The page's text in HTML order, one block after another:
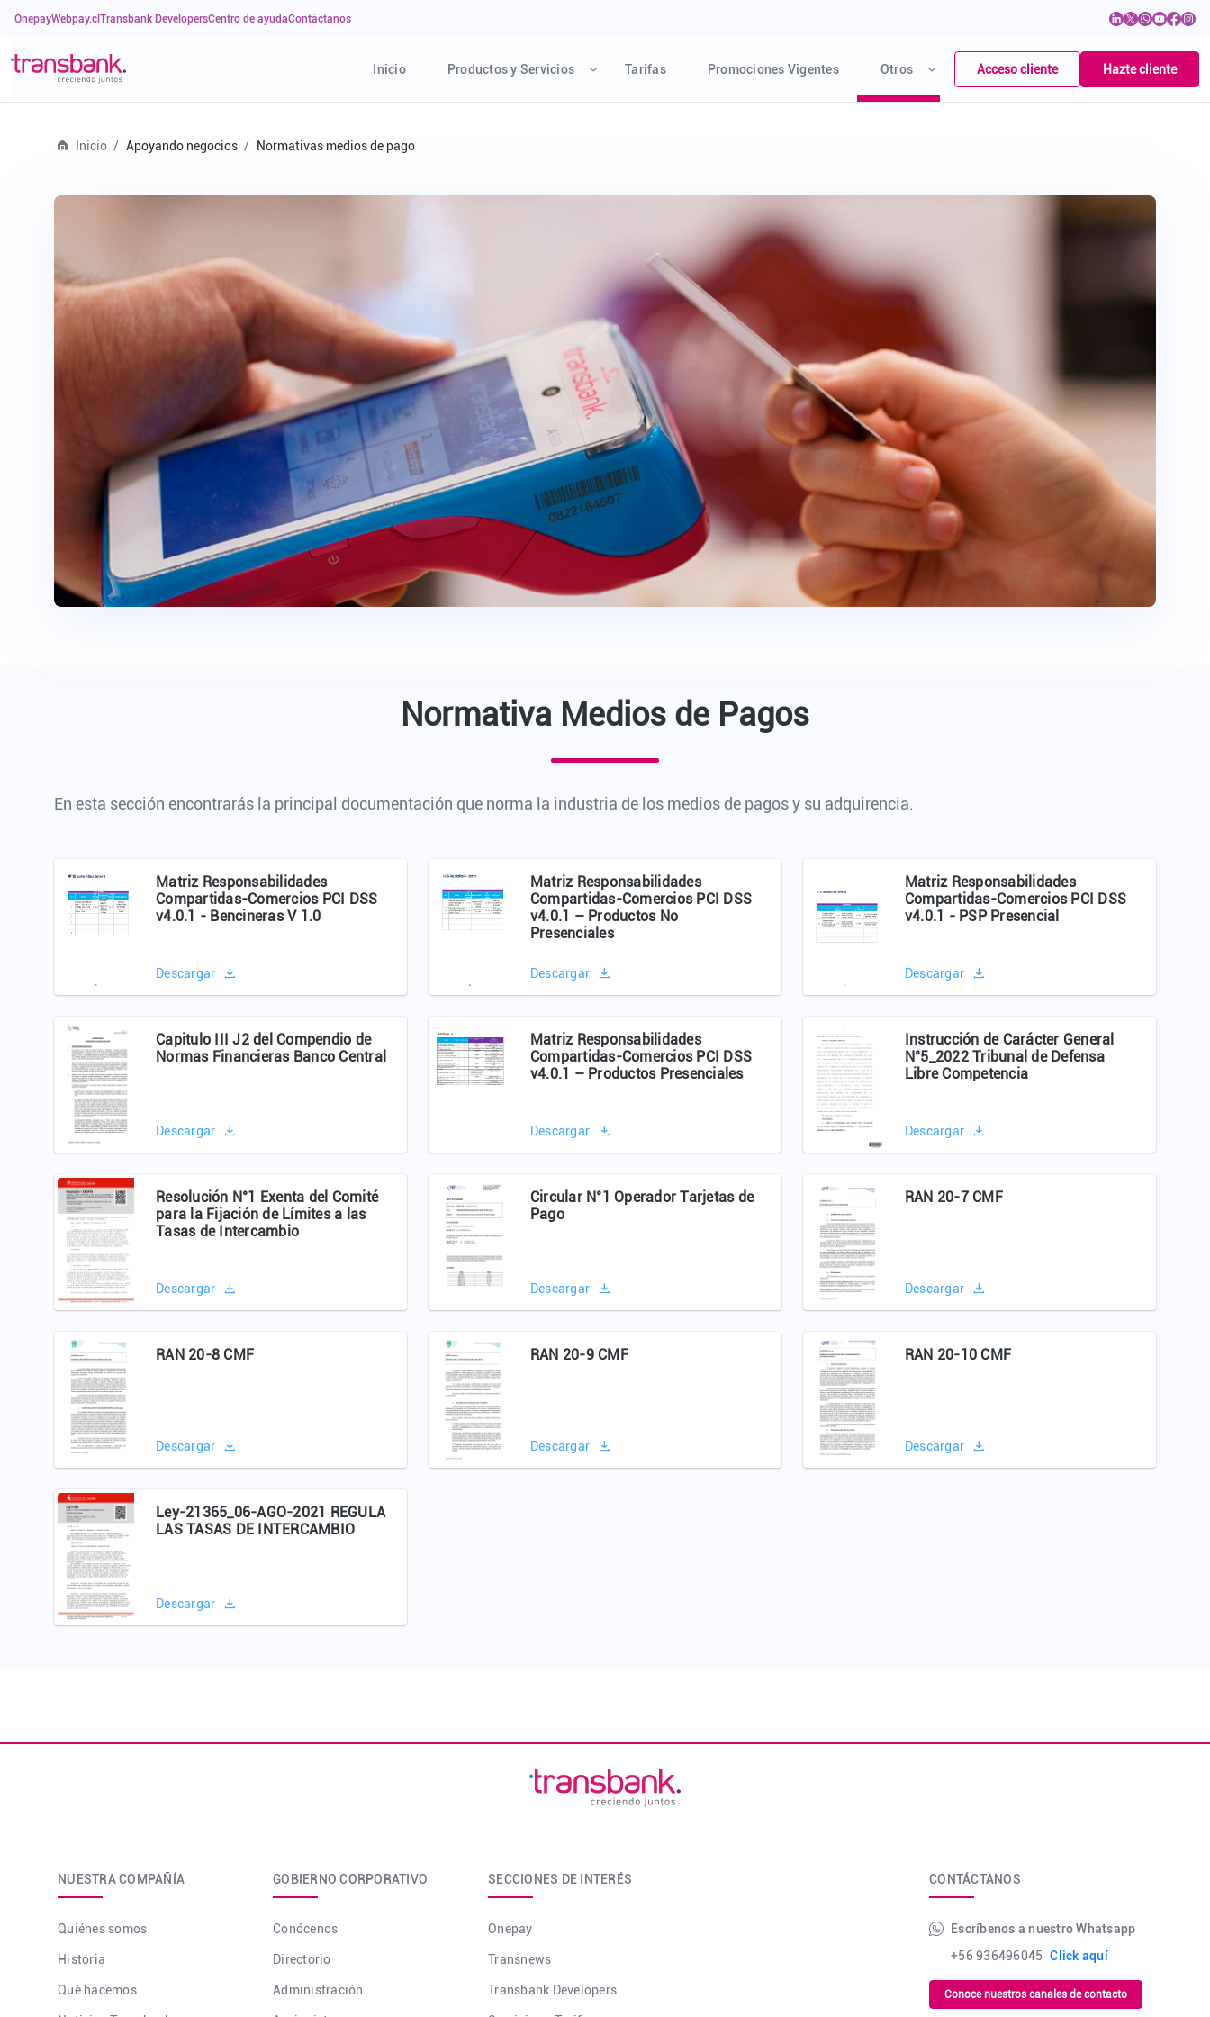
OnepayWebpay.cl Transbank DevelopersCentro de ayudaContáctanos
Inicio Productos y Servicios Tarifas Promociones Vigentes Otros Acceso cliente Hazte cliente
Inicio Apoyando negocios Normativas medios de pago
Normativa Medios de Pagos
En esta sección encontrarás la principal documentación que norma la industria de los medios de pagos y su adquirencia.
Matriz Responsabilidades
Compartidas-Comercios PCI DSS
v4.0.1 - Bencineras V 1.0
Descargar
Matriz Responsabilidades
Compartidas-Comercios PCI DSS
v4.0.1 – Productos No
Presenciales
Descargar
Matriz Responsabilidades
Compartidas-Comercios PCI DSS
v4.0.1 - PSP Presencial
Descargar
Capitulo III J2 del Compendio de
Normas Financieras Banco Central
Descargar
Matriz Responsabilidades
Compartidas-Comercios PCI DSS
v4.0.1 – Productos Presenciales
Descargar
Instrucción de Carácter General
N°5_2022 Tribunal de Defensa
Libre Competencia
Descargar
Resolución N°1 Exenta del Comité
para la Fijación de Límites a las
Tasas de Intercambio
Descargar
Circular N°1 Operador Tarjetas de
Pago
Descargar
RAN 20-7 CMF
Descargar
RAN 20-8 CMF
Descargar
RAN 20-9 CMF
Descargar
RAN 20-10 CMF
Descargar
Ley-21365_06-AGO-2021 REGULA
LAS TASAS DE INTERCAMBIO
Descargar
NUESTRA COMPAÑÍA
Quiénes somos
Historia
Qué hacemos
GOBIERNO CORPORATIVO
Conócenos
Directorio
Administración
SECCIONES DE INTERÉS
Onepay
Transnews
Transbank Developers
CONTÁCTANOS
Escríbenos a nuestro Whatsapp
+56 936496045 Click aquí
Conoce nuestros canales de contacto